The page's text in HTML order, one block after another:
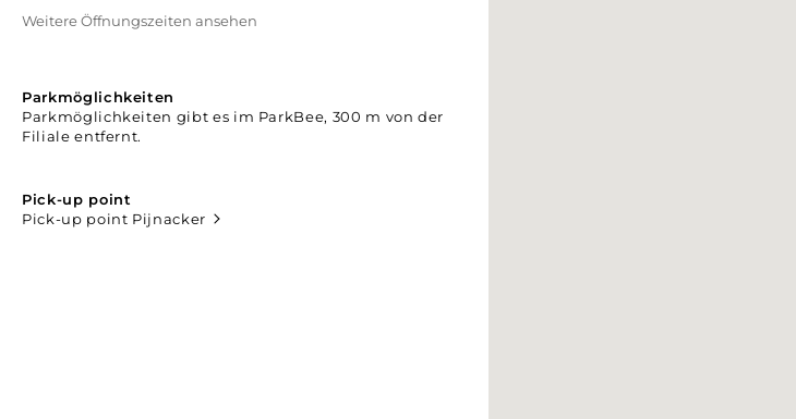
Weitere Öffnungszeiten ansehen
Parkmöglichkeiten
Parkmöglichkeiten gibt es im ParkBee, 300 m von der
Filiale entfernt.
Pick-up point
Pick-up point Pijnacker